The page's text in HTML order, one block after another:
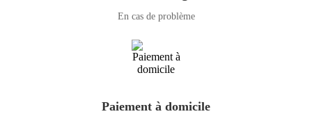
En cas de problème
Paiement à domicile